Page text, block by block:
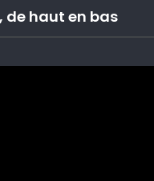
de haut en bas